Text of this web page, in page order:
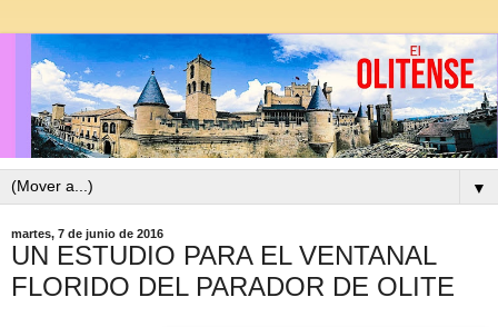
▼
martes, 7 de junio de 2016
UN ESTUDIO PARA EL VENTANAL
FLORIDO DEL PARADOR DE OLITE